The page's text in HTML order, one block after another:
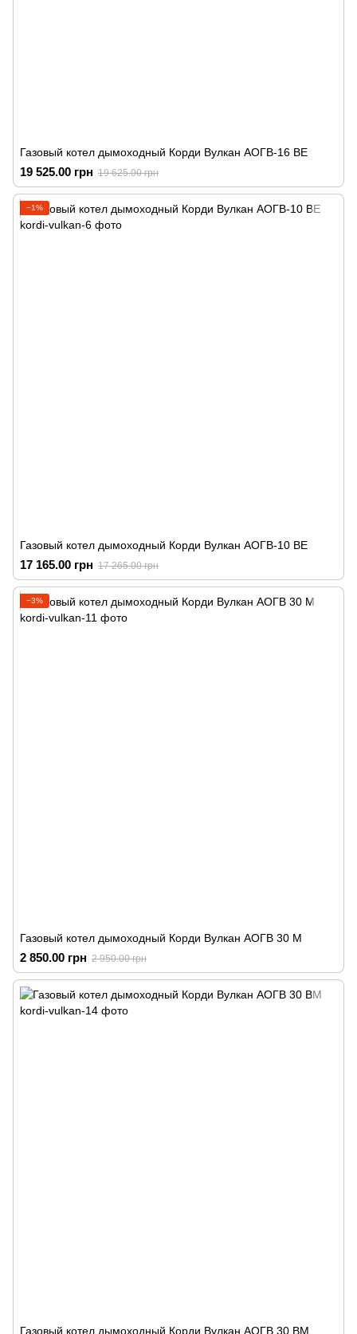
Газовый котел дымоходный Корди Вулкан АОГВ-16 ВЕ
19 525.00 грн 19 625.00 грн
−1%
Газовый котел дымоходный Корди Вулкан АОГВ-10 ВЕ
17 165.00 грн 17 265.00 грн
−3%
Газовый котел дымоходный Корди Вулкан АОГВ 30 М
2 850.00 грн 2 950.00 грн
Газовый котел дымоходный Корди Вулкан АОГВ 30 ВМ